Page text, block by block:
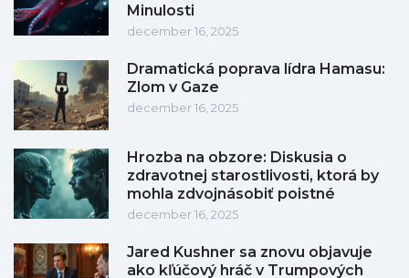
Minulosti
december 16, 2025
Dramatická poprava lídra Hamasu:
Zlom v Gaze
december 16, 2025
Hrozba na obzore: Diskusia o
zdravotnej starostlivosti, ktorá by
mohla zdvojnásobiť poistné
december 16, 2025
Jared Kushner sa znovu objavuje
ako kľúčový hráč v Trumpových